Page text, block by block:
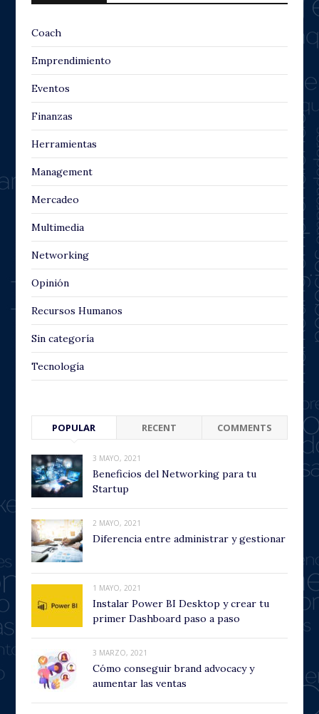
Coach
Emprendimiento
Eventos
Finanzas
Herramientas
Management
Mercadeo
Multimedia
Networking
Opinión
Recursos Humanos
Sin categoría
Tecnología
POPULAR RECENT COMMENTS
3 MAYO, 2021
Beneficios del Networking para tu
Startup
2 MAYO, 2021
Diferencia entre administrar y gestionar
1 MAYO, 2021
Instalar Power BI Desktop y crear tu
primer Dashboard paso a paso
3 MARZO, 2021
Cómo conseguir brand advocacy y
aumentar las ventas